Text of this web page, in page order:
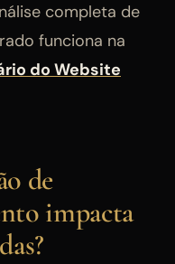
completa de
funciona na
do Website
de
impacta